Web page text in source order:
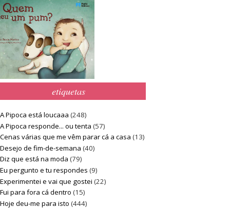
etiquetas
A Pipoca está loucaaa (248)
A Pipoca responde... ou tenta (57)
Cenas várias que me vêm parar cá a casa (13)
Desejo de fim-de-semana (40)
Diz que está na moda (79)
Eu pergunto e tu respondes (9)
Experimentei e vai que gostei (22)
Fui para fora cá dentro (15)
Hoje deu-me para isto (444)